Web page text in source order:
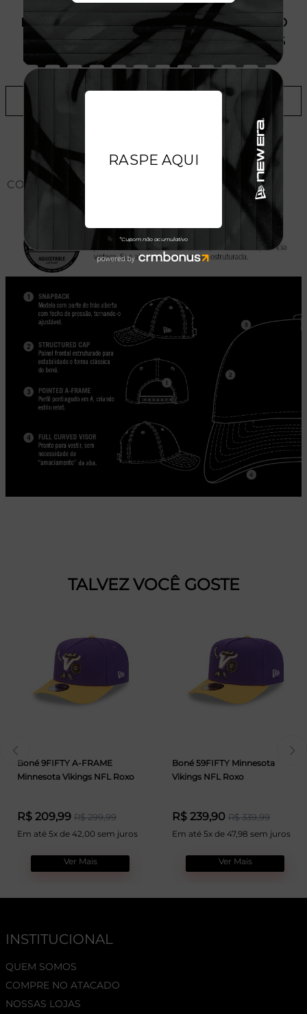
PRODUTO SEM ESTOQUE DÍSPONÍVEL NO
SITE, CONSULTE A DISPONIBILIDADE NAS
LOJAS
ADICIONAR A LISTA DE DESEJOS
CONHEÇA O MODELO DO BONÉ
TALVEZ VOCÊ GOSTE
Boné 9FIFTY A-FRAME
Minnesota Vikings NFL Roxo
R$ 209,99 R$ 299,99
Em até 5x de 42,00 sem juros
Ver Mais
Boné 59FIFTY Minnesota
Vikings NFL Roxo
R$ 239,90 R$ 339,99
Em até 5x de 47,98 sem juros
Ver Mais
INSTITUCIONAL
QUEM SOMOS
COMPRE NO ATACADO
NOSSAS LOJAS